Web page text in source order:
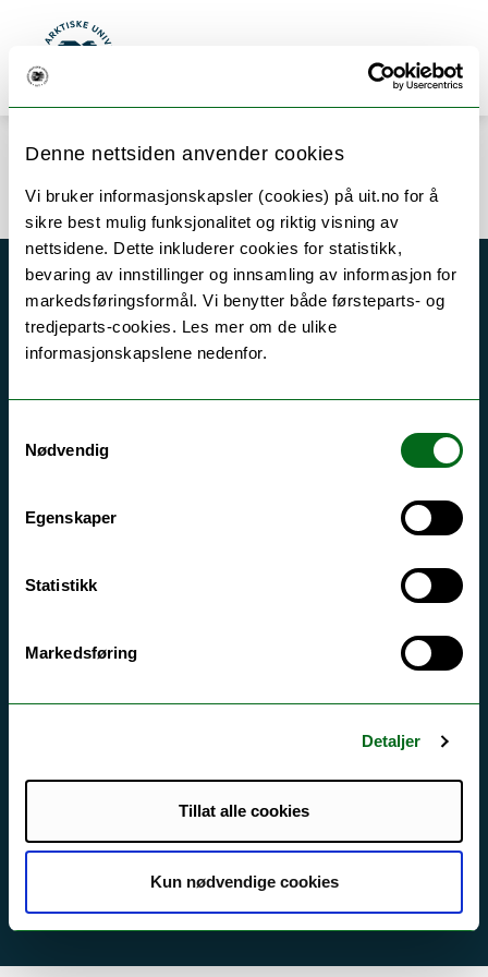
Denne nettsiden anvender cookies
Vi bruker informasjonskapsler (cookies) på uit.no for å
sikre best mulig funksjonalitet og riktig visning av
nettsidene. Dette inkluderer cookies for statistikk,
bevaring av innstillinger og innsamling av informasjon for
markedsføringsformål. Vi benytter både førsteparts- og
tredjeparts-cookies. Les mer om de ulike
informasjonskapslene nedenfor.
Nødvendig
Egenskaper
Statistikk
Markedsføring
Detaljer
Tillat alle cookies
Kun nødvendige cookies
Gå til hovedinnhold
UiT Norges arktiske universitet Meny
Error rendering component
Akutt hjelp
Si ifra!
Driftsmeldinger
Personvern ved UiT
Sikkerhet, beredskap og personvern
Tilgjengelighetserklæring
For media
English website